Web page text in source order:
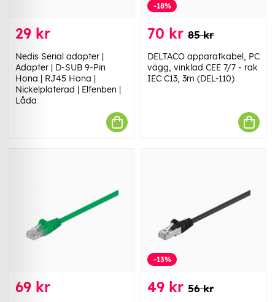
29 kr
Nedis Serial adapter |
Adapter | D-SUB 9-Pin
Hona | RJ45 Hona |
Nickelplaterad | Elfenben |
Låda
-18%
70 kr 85 kr
DELTACO apparatkabel, PC
vägg, vinklad CEE 7/7 - rak
IEC C13, 3m (DEL-110)
69 kr
-13%
49 kr 56 kr